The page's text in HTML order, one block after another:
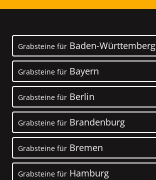
Grabsteine für Baden-Württemberg
Grabsteine für Bayern
Grabsteine für Berlin
Grabsteine für Brandenburg
Grabsteine für Bremen
Grabsteine für Hamburg